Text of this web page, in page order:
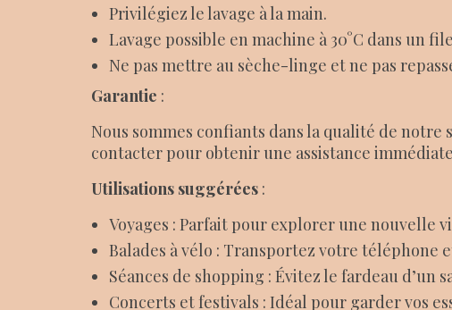
Privilégiez le lavage à la main.
Lavage possible en machine à 30°C dans un
Ne pas mettre au sèche-linge et ne pas
Garantie :
Nous sommes confiants dans la qualité de notre
contacter pour obtenir une assistance
Utilisations suggérées :
Voyages : Parfait pour explorer une nouvelle
Balades à vélo : Transportez votre téléphone
Séances de shopping : Évitez le fardeau
Concerts et festivals : Idéal pour garder vos